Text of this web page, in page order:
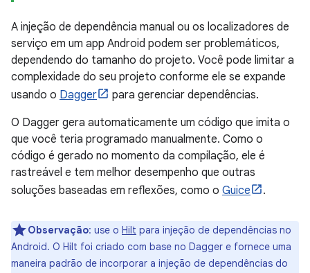
A injeção de dependência manual ou os localizadores de
serviço em um app Android podem ser problemáticos,
dependendo do tamanho do projeto. Você pode limitar a
complexidade do seu projeto conforme ele se expande
usando o Dagger
para gerenciar dependências.
O Dagger gera automaticamente um código que imita o
que você teria programado manualmente. Como o
código é gerado no momento da compilação, ele é
rastreável e tem melhor desempenho que outras
soluções baseadas em reflexões, como o Guice .
Observação: use o Hilt para injeção de dependências no
Android. O Hilt foi criado com base no Dagger e fornece uma
maneira padrão de incorporar a injeção de dependências do